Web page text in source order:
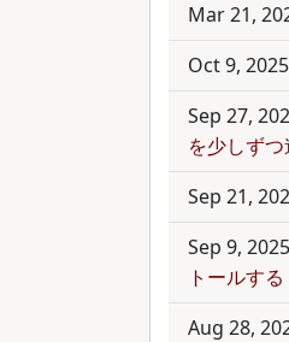
Mar 21,
Oct 9, 2025
Sep 27,
を少しず
Sep 21,
Sep 9, 2025
トールする
Aug 28,